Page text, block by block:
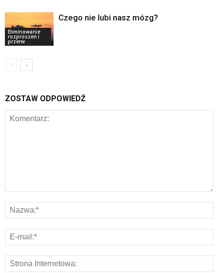
Eliminowanie
rozproszeń i
przerw
Czego nie lubi nasz mózg?
ZOSTAW ODPOWIEDŹ